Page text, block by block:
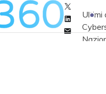
Linkedin
Email
Ultimi